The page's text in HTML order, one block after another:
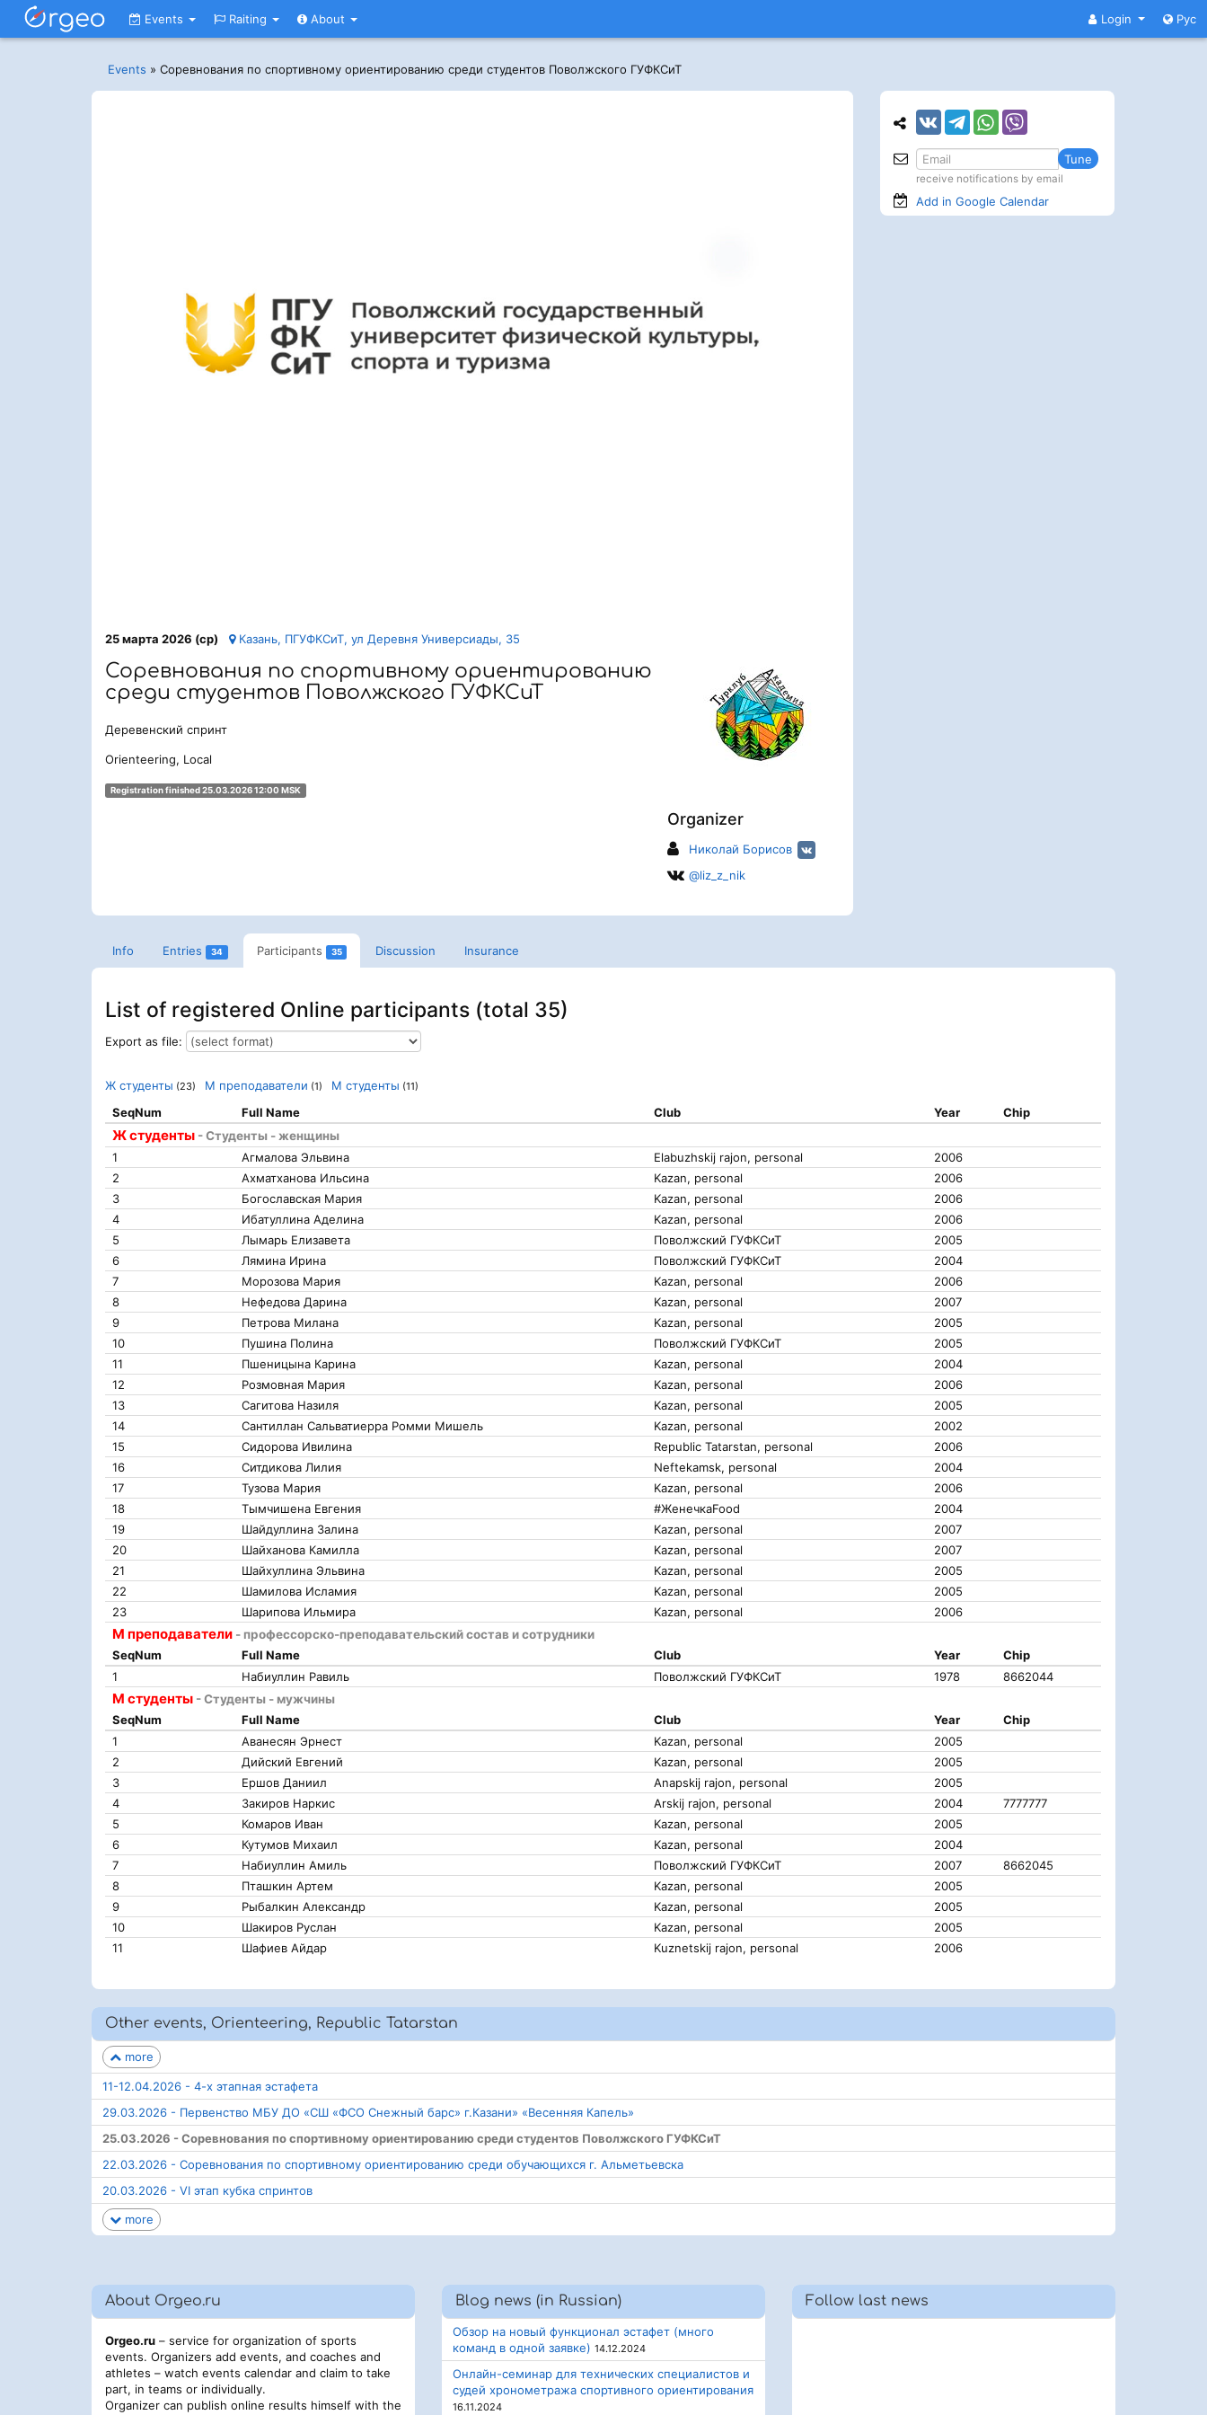
Login Рус
Events Raiting About
Events » Соревнования по спортивному ориентированию среди студентов Поволжского ГУФКСиТ
Organizer
Николай Борисов
@liz_z_nik
25 марта 2026 (ср) Казань, ПГУФКСиТ, ул Деревня Универсиады, 35
Соревнования по спортивному ориентированию
среди студентов Поволжского ГУФКСиТ
Деревенский спринт
Orienteering, Local
Registration finished 25.03.2026 12:00 MSK
Info Entries 34 Participants 35 Discussion Insurance
List of registered Online participants (total 35)
Export as file:
Ж студенты (23) М преподаватели (1) М студенты (11)
Ж студенты - Студенты - женщины
SeqNum Full Name Club Year Chip
1 Агмалова Эльвина Elabuzhskij rajon, personal
2006
2
Ахматханова Ильсина Kazan, personal
2006
3
Богославская Мария Kazan, personal
2006
4
Ибатуллина Аделина Kazan, personal
2006
5
Лымарь Елизавета Поволжский ГУФКСиТ
2005
6
Лямина Ирина Поволжский ГУФКСиТ
2004
7
Морозова Мария Kazan, personal
2006
8
Нефедова Дарина Kazan, personal
2007
9
Петрова Милана Kazan, personal
2005
10
Пушина Полина Поволжский ГУФКСиТ
2005
11
Пшеницына Карина Kazan, personal
2004
12
Розмовная Мария Kazan, personal
2006
13
Сагитова Назиля Kazan, personal
2005
14
Сантиллан Сальватиерра Ромми Мишель Kazan, personal
2002
15
Сидорова Ивилина Republic Tatarstan, personal
2006
16
Ситдикова Лилия Neftekamsk, personal
2004
17
Тузова Мария Kazan, personal
2006
18
Тымчишена Евгения #ЖенечкаFood
2004
19
Шайдуллина Залина Kazan, personal
2007
20
Шайханова Камилла Kazan, personal
2007
21
Шайхуллина Эльвина Kazan, personal
2005
22
Шамилова Исламия Kazan, personal
2005
23
Шарипова Ильмира Kazan, personal 2006
М преподаватели - профессорско-преподавательский состав и сотрудники
SeqNum
Full Name Club Year
Chip
1
Набиуллин Равиль Поволжский ГУФКСиТ 1978 8662044
М студенты - Студенты - мужчины
SeqNum
Full Name Club Year
Chip
1
Аванесян Эрнест Kazan, personal
2005
2
Дийский Евгений Kazan, personal
2005
3
Ершов Даниил Anapskij rajon, personal
2005
4
Закиров Наркис Arskij rajon, personal 2004
7777777
5
Комаров Иван Kazan, personal
2005
6
Кутумов Михаил Kazan, personal
2004
7
Набиуллин Амиль Поволжский ГУФКСиТ 2007
8662045
8
Пташкин Артем Kazan, personal
2005
9
Рыбалкин Александр Kazan, personal
2005
10
Шакиров Руслан Kazan, personal
2005
11
Шафиев Айдар Kuznetskij rajon, personal 2006
Other events, Orienteering, Republic Tatarstan
more
11-12.04.2026 - 4-х этапная эстафета
29.03.2026 - Первенство МБУ ДО «СШ «ФСО Снежный барс» г.Казани» «Весенняя Капель»
25.03.2026 - Соревнования по спортивному ориентированию среди студентов Поволжского ГУФКСиТ
22.03.2026 - Соревнования по спортивному ориентированию среди обучающихся г. Альметьевска
20.03.2026 - VI этап кубка спринтов
more
Tune
receive notifications by email
Add in Google Calendar
About Orgeo.ru
Orgeo.ru – service for organization of sports
events. Organizers add events, and coaches and
athletes – watch events calendar and claim to take
part, in teams or individually.
Organizer can publish online results himself with the
Blog news (in Russian)
Обзор на новый функционал эстафет (много
команд в одной заявке) 14.12.2024
Онлайн-семинар для технических специалистов и
судей хронометража спортивного ориентирования
16.11.2024
Follow last news